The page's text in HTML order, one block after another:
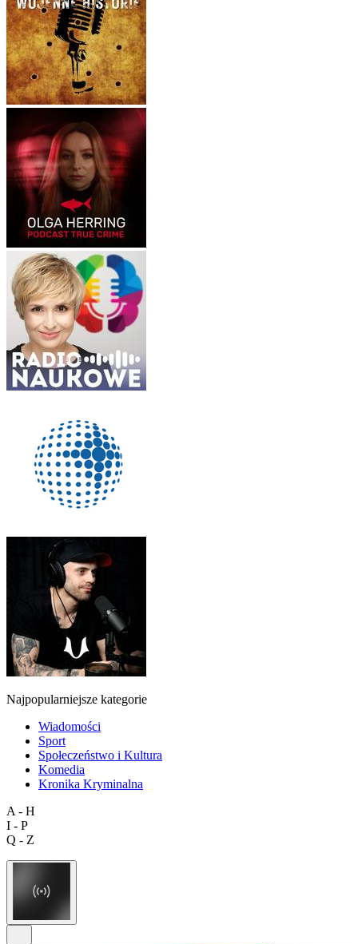
Najpopularniejsze kategorie
Wiadomości
Sport
Społeczeństwo i Kultura
Komedia
Kronika Kryminalna
A - H
I - P
Q - Z